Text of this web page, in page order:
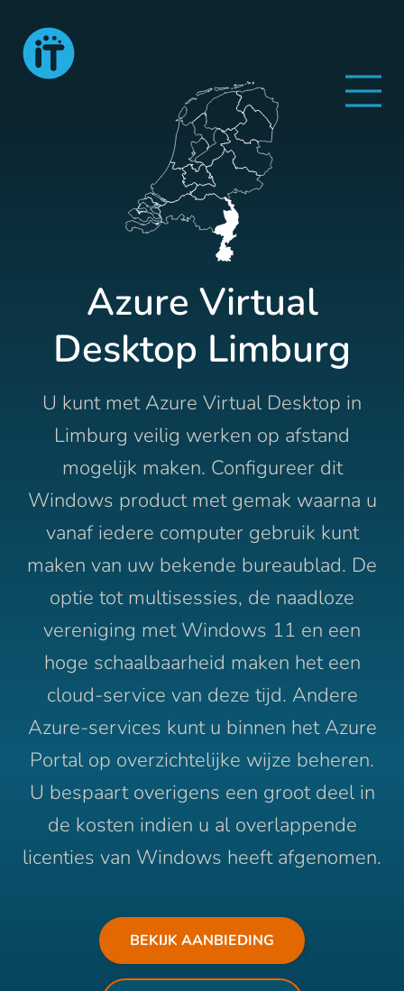
Azure Virtual
Desktop Limburg
U kunt met Azure Virtual Desktop in
Limburg veilig werken op afstand
mogelijk maken. Configureer dit
Windows product met gemak waarna u
vanaf iedere computer gebruik kunt
maken van uw bekende bureaublad. De
optie tot multisessies, de naadloze
vereniging met Windows 11 en een
hoge schaalbaarheid maken het een
cloud-service van deze tijd. Andere
Azure-services kunt u binnen het Azure
Portal op overzichtelijke wijze beheren.
U bespaart overigens een groot deel in
de kosten indien u al overlappende
licenties van Windows heeft afgenomen.
BEKIJK AANBIEDING